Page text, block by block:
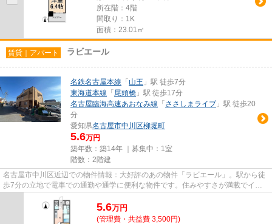
所在階：4階
間取り：1K
面積：23.01㎡
賃貸｜アパート ラビエール
名鉄名古屋本線 「 山王 」駅 徒歩7分
東海道本線 「 尾頭橋 」駅 徒歩17分
名古屋臨海高速あおなみ線 「 ささしまライブ 」駅 徒歩20
分
愛知県名古屋市中川区柳堀町
5.6万円
築年数：築14年 ｜募集中： 1室
階数：2階建
名古屋市中川区近辺での物件情報：大好評のあの物件「ラビエール」。駅から徒
歩7分の立地で電車での通勤や通学に便利な物件です。住みやすさが満載でイチ
オシのアパートはこちらです。...
5.6万円
(管理費・共益費 3,500円)